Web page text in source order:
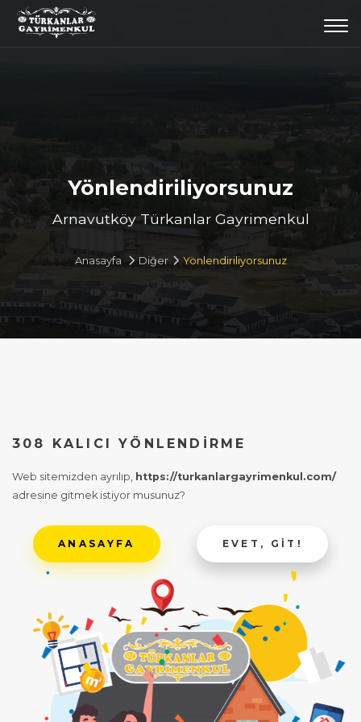
Yönlendiriliyorsunuz
Arnavutköy Türkanlar Gayrimenkul
Anasayfa Diğer Yönlendiriliyorsunuz
308 KALICI YÖNLENDIRME
Web sitemizden ayrılıp, https://turkanlargayrimenkul.com/
adresine gitmek istiyor musunuz?
ANASAYFA EVET, GIT!